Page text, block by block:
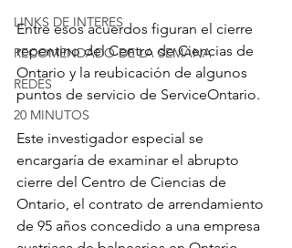
LINKS DE INTERES
RECOMENDADO DE LA SEMANA
REDES
20 MINUTOS
Entre esos acuerdos figuran el cierre
repentino del Centro de Ciencias de
Ontario y la reubicación de algunos
puntos de servicio de ServiceOntario.
Este investigador especial se
encargaría de examinar el abrupto
cierre del Centro de Ciencias de
Ontario, el contrato de arrendamiento
de 95 años concedido a una empresa